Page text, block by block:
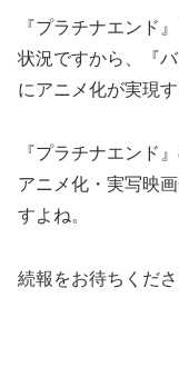
『プラチナエンド
状況ですから、『
にアニメ化が実現
『プラチナエンド
アニメ化・実写映
すよね。
続報をお待ちくださ